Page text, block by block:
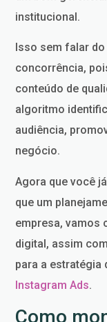
institucional.
Isso sem falar
concorrência,
conteúdo de
algoritmo
audiência,
negócio.
Agora que você
que um
empresa, vamos
digital, assim
para a estratégia
Instagram Ads.
Como